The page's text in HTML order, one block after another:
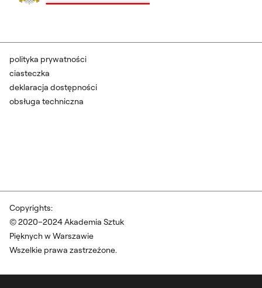
Copyrights:
© 2020–2024 Akademia Sztuk
Pięknych w Warszawie
Wszelkie prawa zastrzeżone.
polityka prywatności
ciasteczka
deklaracja dostępności
obsługa techniczna